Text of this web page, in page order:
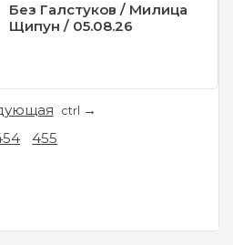
Без Галстуков / Милица
Щипун / 05.08.26
ctrl →
455